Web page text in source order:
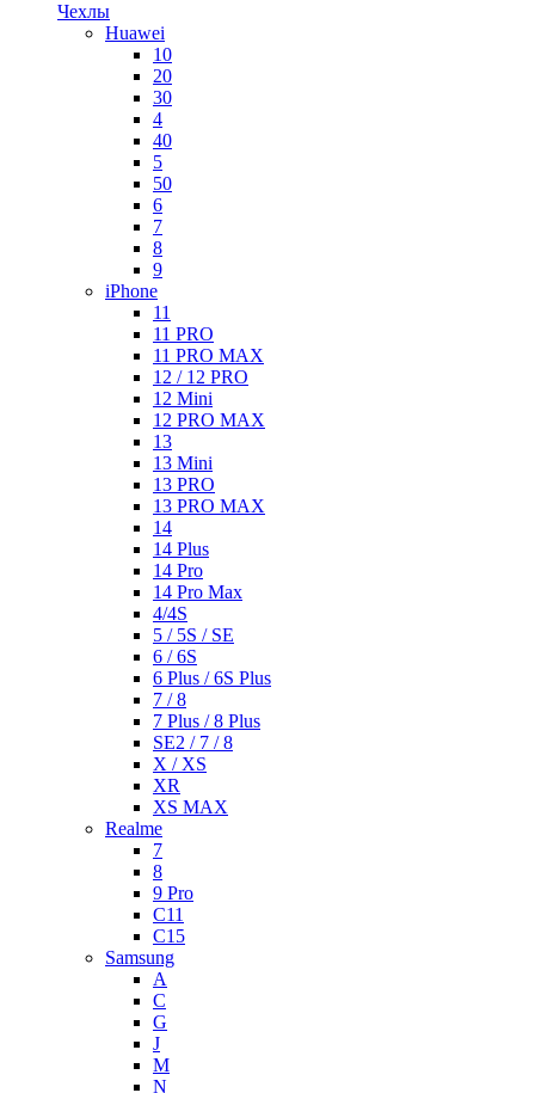
Чехлы
Huawei
10
20
30
4
40
5
50
6
7
8
9
iPhone
11
11 PRO
11 PRO MAX
12 / 12 PRO
12 Mini
12 PRO MAX
13
13 Mini
13 PRO
13 PRO MAX
14
14 Plus
14 Pro
14 Pro Max
4/4S
5 / 5S / SE
6 / 6S
6 Plus / 6S Plus
7 / 8
7 Plus / 8 Plus
SE2 / 7 / 8
X / XS
XR
XS MAX
Realme
7
8
9 Pro
C11
C15
Samsung
A
C
G
J
M
N